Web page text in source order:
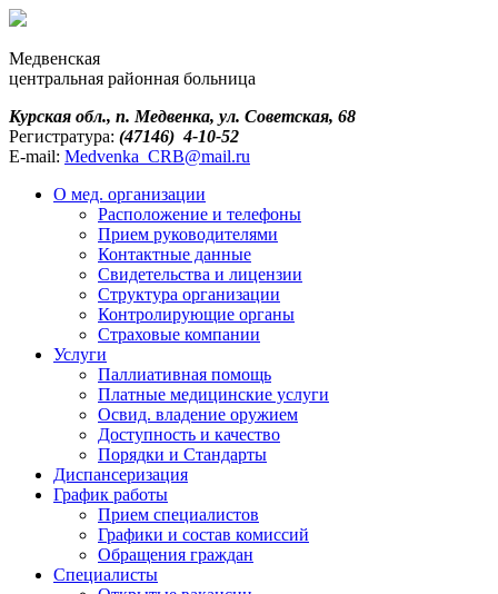
Медвенская
центральная районная больница
Курская обл., п. Медвенка, ул. Советская, 68
Регистратура: (47146) 4-10-52
E-mail: Medvenka_CRB@mail.ru
О мед. организации
Расположение и телефоны
Прием руководителями
Контактные данные
Свидетельства и лицензии
Структура организации
Контролирующие органы
Страховые компании
Услуги
Паллиативная помощь
Платные медицинские услуги
Освид. владение оружием
Доступность и качество
Порядки и Cтандарты
Диспансеризация
График работы
Прием специалистов
Графики и состав комиссий
Обращения граждан
Специалисты